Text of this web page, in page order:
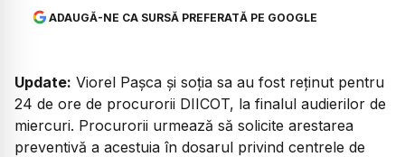
ADAUGĂ-NE CA SURSĂ PREFERATĂ PE GOOGLE
Update: Viorel Pașca și soția sa au fost reținut pentru
24 de ore de procurorii DIICOT, la finalul audierilor de
miercuri. Procurorii urmează să solicite arestarea
preventivă a acestuia în dosarul privind centrele de